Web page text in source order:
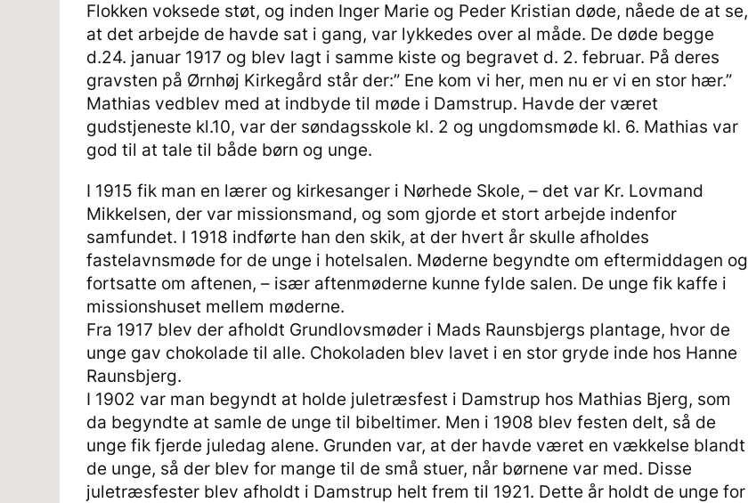
Flokken voksede støt, og inden Inger Marie og Peder Kristian døde, nåede de at se,
at det arbejde de havde sat i gang, var lykkedes over al måde. De døde begge
d.24. januar 1917 og blev lagt i samme kiste og begravet d. 2. februar. På deres
gravsten på Ørnhøj Kirkegård står der:” Ene kom vi her, men nu er vi en stor hær.”
Mathias vedblev med at indbyde til møde i Damstrup. Havde der været
gudstjeneste kl.10, var der søndagsskole kl. 2 og ungdomsmøde kl. 6. Mathias var
god til at tale til både børn og unge.
I 1915 fik man en lærer og kirkesanger i Nørhede Skole, – det var Kr. Lovmand
Mikkelsen, der var missionsmand, og som gjorde et stort arbejde indenfor
samfundet. I 1918 indførte han den skik, at der hvert år skulle afholdes
fastelavnsmøde for de unge i hotelsalen. Møderne begyndte om eftermiddagen og
fortsatte om aftenen, – især aftenmøderne kunne fylde salen. De unge fik kaffe i
missionshuset mellem møderne.
Fra 1917 blev der afholdt Grundlovsmøder i Mads Raunsbjergs plantage, hvor de
unge gav chokolade til alle. Chokoladen blev lavet i en stor gryde inde hos Hanne
Raunsbjerg.
I 1902 var man begyndt at holde juletræsfest i Damstrup hos Mathias Bjerg, som
da begyndte at samle de unge til bibeltimer. Men i 1908 blev festen delt, så de
unge fik fjerde juledag alene. Grunden var, at der havde været en vækkelse blandt
de unge, så der blev for mange til de små stuer, når børnene var med. Disse
juletræsfester blev afholdt i Damstrup helt frem til 1921. Dette år holdt de unge for